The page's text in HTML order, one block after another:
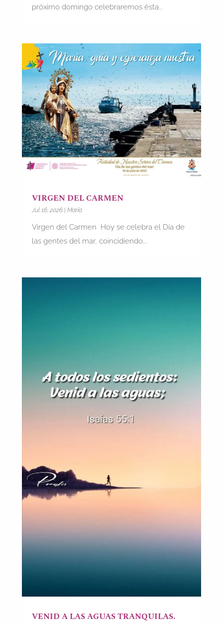
próximo domingo celebraremos ésta...
VIRGEN DEL CARMEN
Jul 16, 2026| María
Virgen del Carmen Hoy se celebra el Día de
las gentes del mar, coincidiendo...
VENID A LAS AGUAS TRANQUILAS.